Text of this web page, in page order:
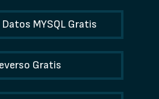
Datos MYSQL Gratis
Gratis